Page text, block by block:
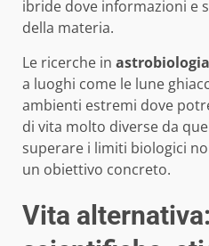
ibride dove informazioni e
della materia.
Le ricerche in astrobiologia
a luoghi come le lune
ambienti estremi dove
di vita molto diverse da
superare i limiti biologici
un obiettivo concreto.
Vita